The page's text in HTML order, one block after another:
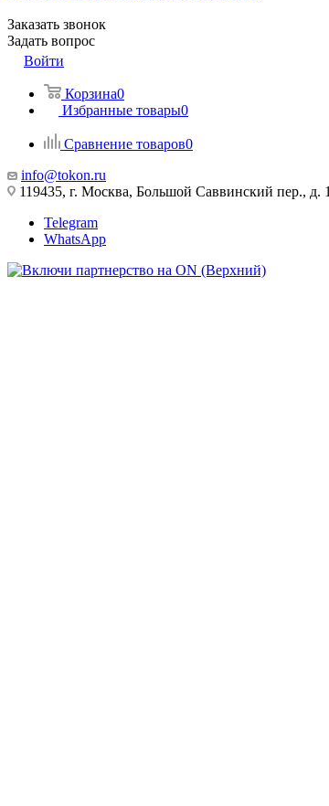
Заказать звонок
Задать вопрос
Войти
Корзина0
Избранные товары0
Сравнение товаров0
info@tokon.ru
119435, г. Москва, Большой Саввинский пер., д.
Telegram
WhatsApp